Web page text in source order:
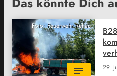
Foto: Feuerwehr Rehau
29.